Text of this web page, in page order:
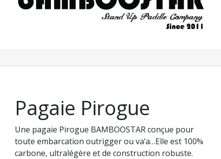
Pagaie Pirogue
Une pagaie Pirogue BAMBOOSTAR conçue pour
toute embarcation outrigger ou va’a…Elle est 100%
carbone, ultralégère et de construction robuste.